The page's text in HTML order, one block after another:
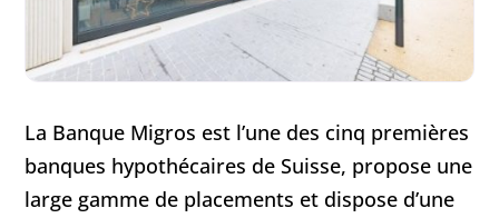
La Banque Migros est l’une des cinq premières
banques hypothécaires de Suisse, propose une
large gamme de placements et dispose d’une